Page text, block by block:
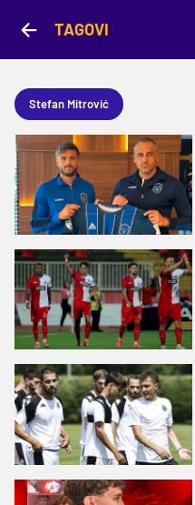
TAGOVI
Stefan Mitrović